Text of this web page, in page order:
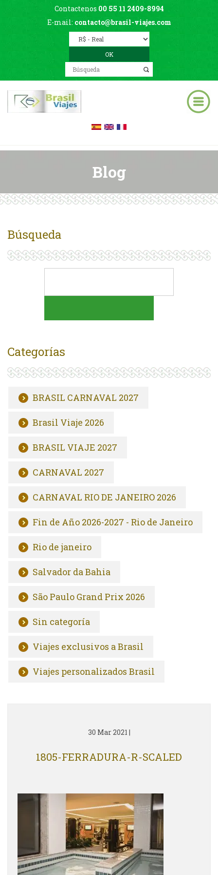
Contactenos 00 55 11 2409-8994
E-mail: contacto@brasil-viajes.com
Blog
Búsqueda
Categorías
BRASIL CARNAVAL 2027
Brasil Viaje 2026
BRASIL VIAJE 2027
CARNAVAL 2027
CARNAVAL RIO DE JANEIRO 2026
Fin de Año 2026-2027 - Rio de Janeiro
Rio de janeiro
Salvador da Bahia
São Paulo Grand Prix 2026
Sin categoría
Viajes exclusivos a Brasil
Viajes personalizados Brasil
30 Mar 2021 |
1805-FERRADURA-R-SCALED